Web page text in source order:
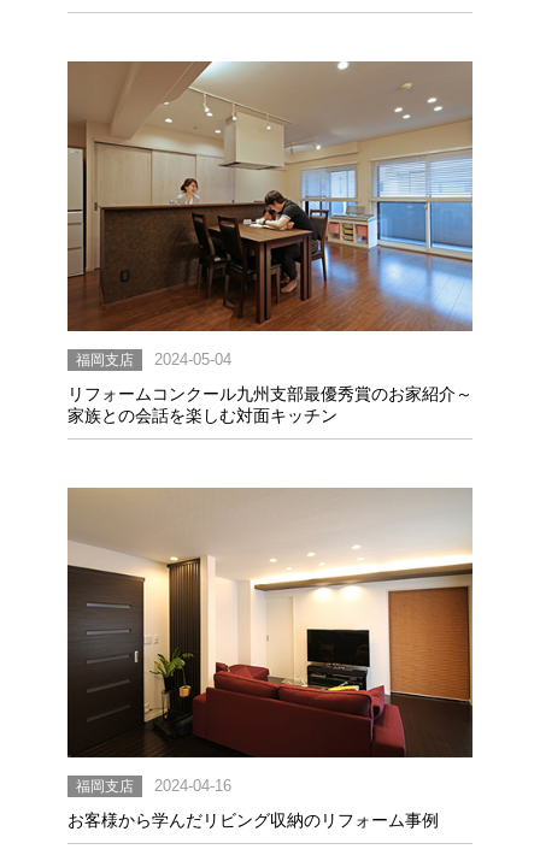
福岡支店 2024-05-04
リフォームコンクール九州支部最優秀賞のお家紹介～
家族との会話を楽しむ対面キッチン
福岡支店 2024-04-16
お客様から学んだリビング収納のリフォーム事例